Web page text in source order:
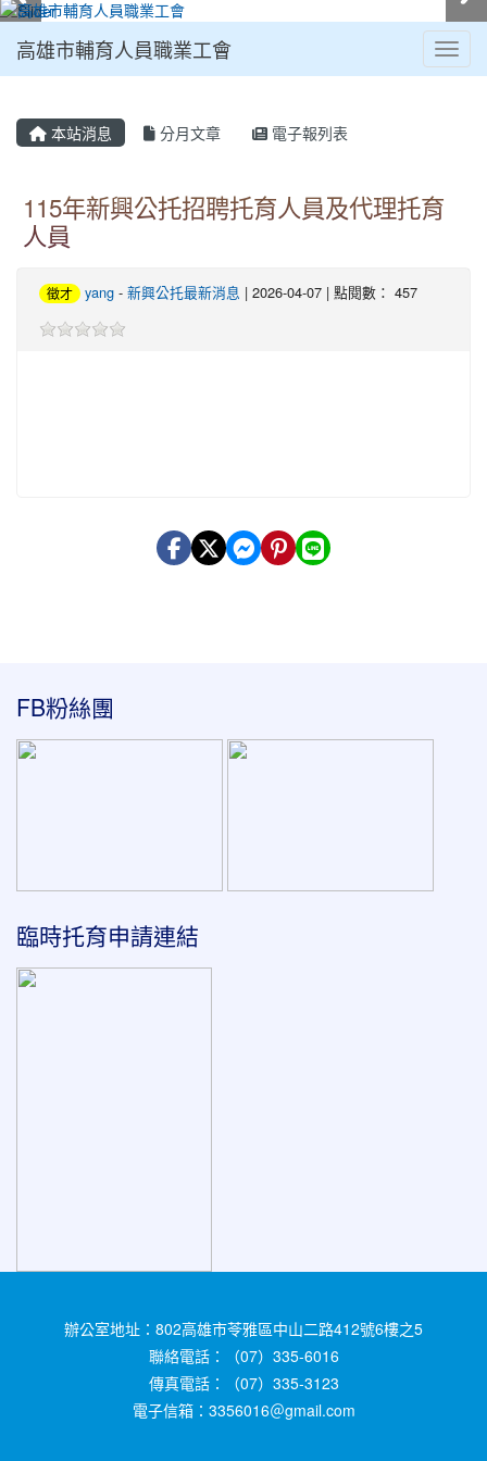
高雄市輔育人員職業工會
本站消息 分月文章 電子報列表
115年新興公托招聘托育人員及代理托育
人員
徵才 yang - 新興公托最新消息 | 2026-04-07 | 點閱數： 457
FB粉絲團
臨時托育申請連結
辦公室地址：802高雄市苓雅區中山二路412號6樓之5
聯絡電話：（07）335-6016
傳真電話：（07）335-3123
電子信箱：3356016＠gmail.com